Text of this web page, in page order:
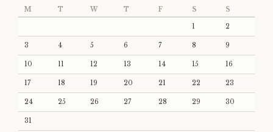
M T W T F S S
1 2
3 4 5 6 7 8 9
10 11 12 13 14 15 16
17 18 19 20 21 22 23
24 25 26 27 28 29 30
31